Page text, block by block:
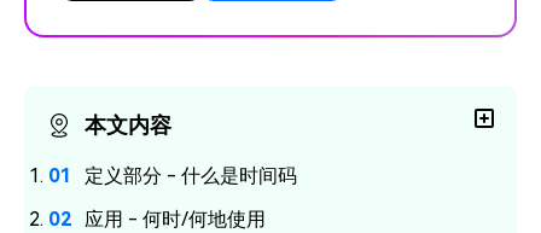
本文内容
定义部分 - 什么是时间码
应用 - 何时/何地使用